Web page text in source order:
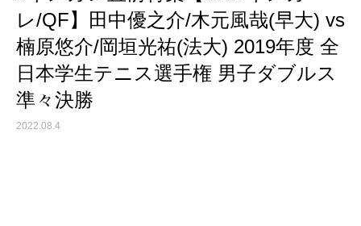
レ/QF】田中優之介/木元風哉(早大) vs
楠原悠介/岡垣光祐(法大) 2019年度 全
日本学生テニス選手権 男子ダブルス
準々決勝
2022.08.4